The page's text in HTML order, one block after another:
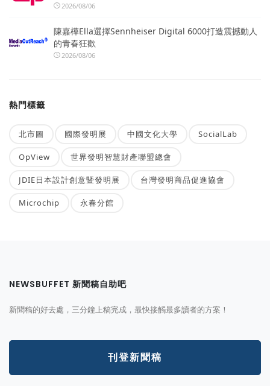
2026/08/06
陳嘉樺Ella選擇Sennheiser Digital 6000打造震撼動人
的青春狂歡
2026/08/06
熱門標籤
北市圖 國際發明展 中國文化大學 SocialLab
OpView 世界發明智慧財產聯盟總會
JDIE日本設計創意暨發明展 台灣發明商品促進協會
Microchip 永春分館
NEWSBUFFET 新聞稿自助吧
新聞稿的好去處，三分鐘上稿完成，最快接觸最多讀者的方案！
刊登新聞稿